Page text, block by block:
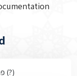
פנקס הפלוגה, המדבר המערבי 1942 (?)